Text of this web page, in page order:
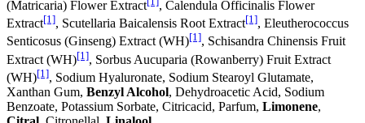
(Matricaria) Flower Extract
, Calendula Officinalis Flower
Extract[1], Scutellaria Baicalensis Root Extract[1], Eleutherococcus
Senticosus (Ginseng) Extract (WH)[1], Schisandra Chinensis Fruit
Extract (WH)[1], Sorbus Aucuparia (Rowanberry) Fruit Extract
(WH)[1], Sodium Hyaluronate, Sodium Stearoyl Glutamate,
Xanthan Gum, Benzyl Alcohol, Dehydroacetic Acid, Sodium
Benzoate, Potassium Sorbate, Citricacid, Parfum, Limonene,